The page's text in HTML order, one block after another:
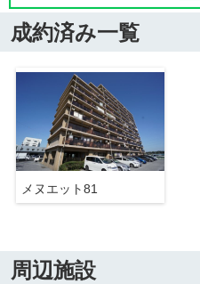
成約済み一覧
メヌエット81
周辺施設